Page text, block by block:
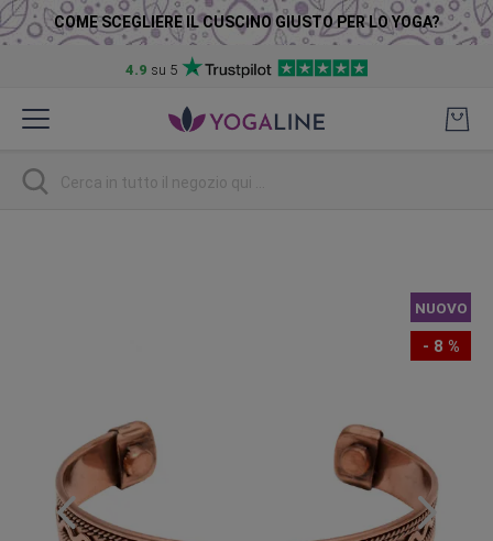
COME SCEGLIERE IL CUSCINO GIUSTO PER LO YOGA?
4.9 su 5
al
Ricerca
NUOVO
- 8 %